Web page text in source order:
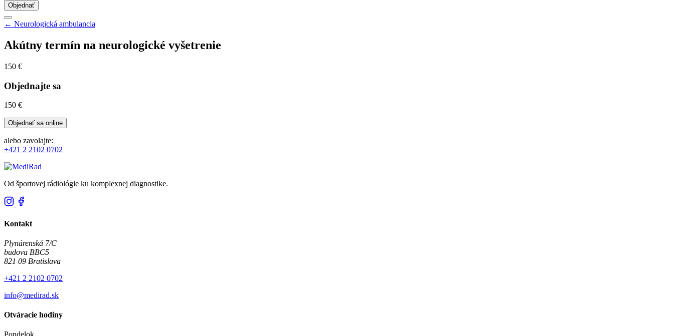
Objednať
← Neurologická ambulancia
Akútny termín na neurologické vyšetrenie
150 €
Objednajte sa
150 €
Objednať sa online
alebo zavolajte:
+421 2 2102 0702
Od športovej rádiológie ku komplexnej diagnostike.
Kontakt
Plynárenská 7/C
budova BBC5
821 09 Bratislava
+421 2 2102 0702
info@medirad.sk
Otváracie hodiny